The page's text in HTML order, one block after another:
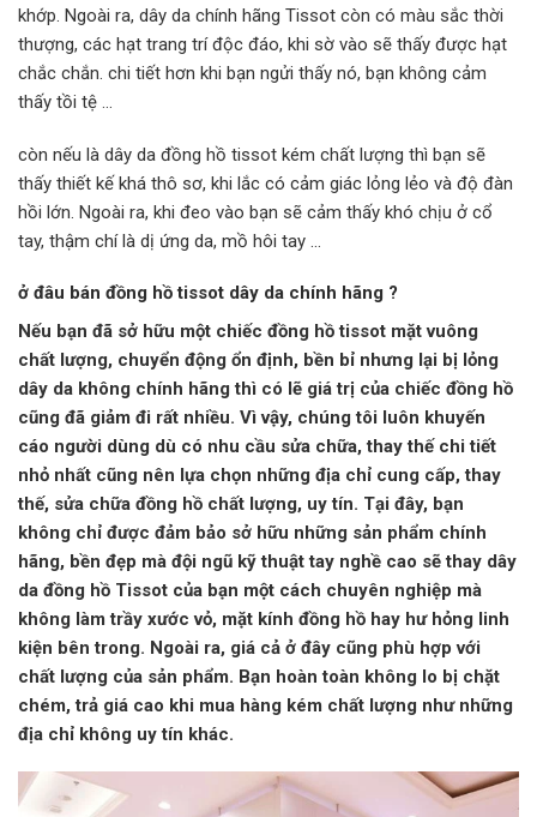
khớp. Ngoài ra, dây da chính hãng Tissot còn có màu sắc thời
thượng, các hạt trang trí độc đáo, khi sờ vào sẽ thấy được hạt
chắc chắn. chi tiết hơn khi bạn ngửi thấy nó, bạn không cảm
thấy tồi tệ …
còn nếu là dây da đồng hồ tissot kém chất lượng thì bạn sẽ
thấy thiết kế khá thô sơ, khi lắc có cảm giác lỏng lẻo và độ đàn
hồi lớn. Ngoài ra, khi đeo vào bạn sẽ cảm thấy khó chịu ở cổ
tay, thậm chí là dị ứng da, mồ hôi tay …
ở đâu bán đồng hồ tissot dây da chính hãng ?
Nếu bạn đã sở hữu một chiếc đồng hồ tissot mặt vuông
chất lượng, chuyển động ổn định, bền bỉ nhưng lại bị lỏng
dây da không chính hãng thì có lẽ giá trị của chiếc đồng hồ
cũng đã giảm đi rất nhiều. Vì vậy, chúng tôi luôn khuyến
cáo người dùng dù có nhu cầu sửa chữa, thay thế chi tiết
nhỏ nhất cũng nên lựa chọn những địa chỉ cung cấp, thay
thế, sửa chữa đồng hồ chất lượng, uy tín. Tại đây, bạn
không chỉ được đảm bảo sở hữu những sản phẩm chính
hãng, bền đẹp mà đội ngũ kỹ thuật tay nghề cao sẽ thay dây
da đồng hồ Tissot của bạn một cách chuyên nghiệp mà
không làm trầy xước vỏ, mặt kính đồng hồ hay hư hỏng linh
kiện bên trong. Ngoài ra, giá cả ở đây cũng phù hợp với
chất lượng của sản phẩm. Bạn hoàn toàn không lo bị chặt
chém, trả giá cao khi mua hàng kém chất lượng như những
địa chỉ không uy tín khác.